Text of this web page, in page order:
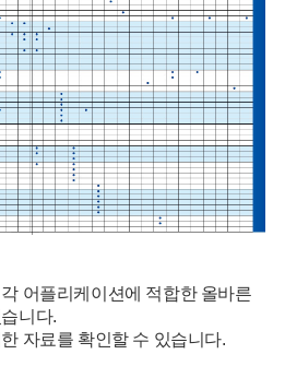
어플리케이션에 적합한 올바른
니다.
자료를 확인할 수 있습니다.